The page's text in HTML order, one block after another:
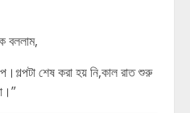
বললাম,
শেষ করা হয় নি,কাল রাত শুরু